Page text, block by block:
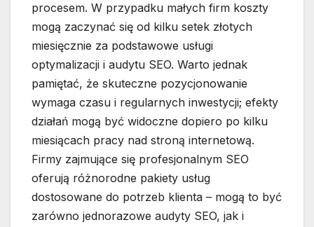
procesem. W przypadku małych firm koszty
mogą zaczynać się od kilku setek złotych
miesięcznie za podstawowe usługi
optymalizacji i audytu SEO. Warto jednak
pamiętać, że skuteczne pozycjonowanie
wymaga czasu i regularnych inwestycji; efekty
działań mogą być widoczne dopiero po kilku
miesiącach pracy nad stroną internetową.
Firmy zajmujące się profesjonalnym SEO
oferują różnorodne pakiety usług
dostosowane do potrzeb klienta – mogą to być
zarówno jednorazowe audyty SEO, jak i